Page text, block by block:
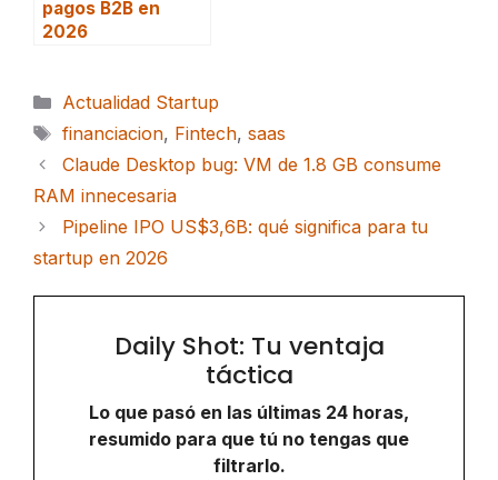
pagos B2B en
2026
Categorías
Actualidad Startup
Etiquetas
financiacion, Fintech, saas
Claude Desktop bug: VM de 1.8 GB consume
RAM innecesaria
Pipeline IPO US$3,6B: qué significa para tu
startup en 2026
Daily Shot: Tu ventaja
táctica
Lo que pasó en las últimas 24 horas,
resumido para que tú no tengas que
filtrarlo.